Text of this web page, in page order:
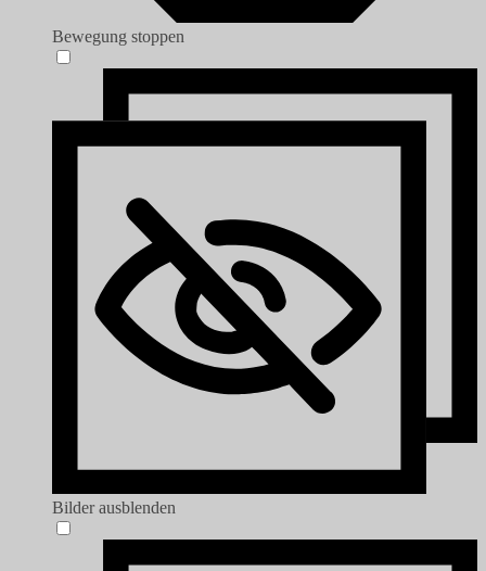
Bewegung stoppen
Bilder ausblenden